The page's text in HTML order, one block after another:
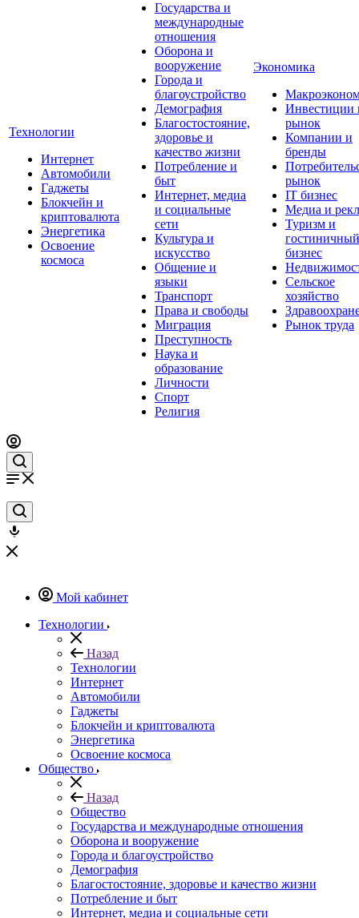
Технологии
Интернет
Автомобили
Гаджеты
Блокчейн и
криптовалюта
Энергетика
Освоение
космоса
Государства и
международные
отношения
Оборона и
вооружение
Города и
благоустройство
Демография
Благостостояние,
здоровье и
качество жизни
Потребление и
быт
Интернет, медиа
и социальные
сети
Культура и
искусство
Общение и
языки
Транспорт
Права и свободы
Миграция
Преступность
Наука и
образование
Личности
Спорт
Религия
Экономика
Инвестиции
рынок
Компании и
бренды
рынок
IT бизнес
Медиа и
Туризм и
гостиничный
бизнес
Сельское
хозяйство
Рынок труда
Мой кабинет
Технологии
Назад
Технологии
Интернет
Автомобили
Гаджеты
Блокчейн и криптовалюта
Энергетика
Освоение космоса
Общество
Назад
Общество
Государства и международные отношения
Оборона и вооружение
Города и благоустройство
Демография
Благостостояние, здоровье и качество жизни
Потребление и быт
Интернет, медиа и социальные сети